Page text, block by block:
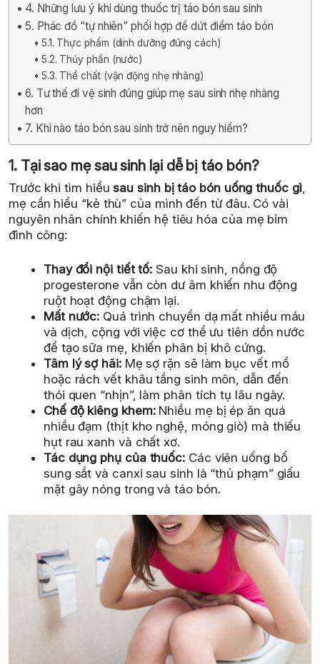
4. Những lưu ý khi dùng thuốc trị táo bón sau sinh
5. Phác đồ “tự nhiên” phối hợp để dứt điểm táo bón
5.1. Thực phẩm (dinh dưỡng đúng cách)
5.2. Thủy phần (nước)
5.3. Thể chất (vận động nhẹ nhàng)
6. Tư thế đi vệ sinh đúng giúp mẹ sau sinh nhẹ nhàng
hơn
7. Khi nào táo bón sau sinh trở nên nguy hiểm?
1. Tại sao mẹ sau sinh lại dễ bị táo bón?
Trước khi tìm hiểusau sinh bị táo bón uống thuốc gì,
mẹ cần hiểu “kẻ thù” của mình đến từ đâu. Có vài
nguyên nhân chính khiến hệ tiêu hóa của mẹ bỉm
đình công:
Thay đổi nội tiết tố: Sau khi sinh, nồng độ
progesterone vẫn còn dư âm khiến nhu động
ruột hoạt động chậm lại.
Mất nước: Quá trình chuyển dạ mất nhiều máu
và dịch, cộng với việc cơ thể ưu tiên dồn nước
để tạo sữa mẹ, khiến phân bị khô cứng.
Tâm lý sợ hãi:Mẹ sợ rặn sẽ làm bục vết mổ
hoặc rách vết khâu tầng sinh môn, dẫn đến
thói quen “nhịn”, làm phân tích tụ lâu ngày.
Chế độ kiêng khem:Nhiều mẹ bị ép ăn quá
nhiều đạm (thịt kho nghệ, móng giò) mà thiếu
hụt rau xanh và chất xơ.
Tác dụng phụ của thuốc: Các viên uống bổ
sung sắt và canxi sau sinh là “thủ phạm” giấu
mặt gây nóng trong và táo bón.